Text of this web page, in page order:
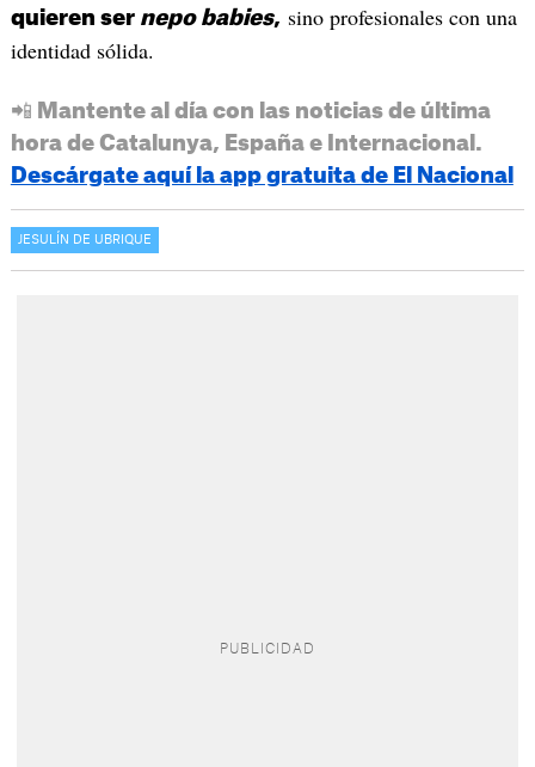
quieren ser nepo babies, sino profesionales con una
identidad sólida.
📲 Mantente al día con las noticias de última
hora de Catalunya, España e Internacional.
Descárgate aquí la app gratuita de El Nacional
JESULÍN DE UBRIQUE